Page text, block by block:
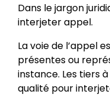
Dans le jargon
interjeter appel.
La voie de l’appel
présentes ou
instance. Les tiers
qualité pour